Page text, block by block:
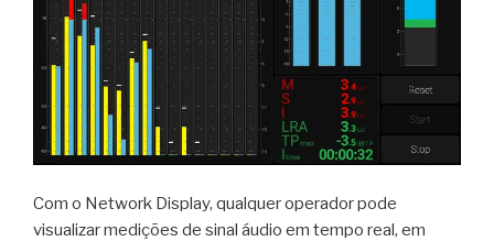
Com o Network Display, qualquer operador pode
visualizar medições de sinal áudio em tempo real, em